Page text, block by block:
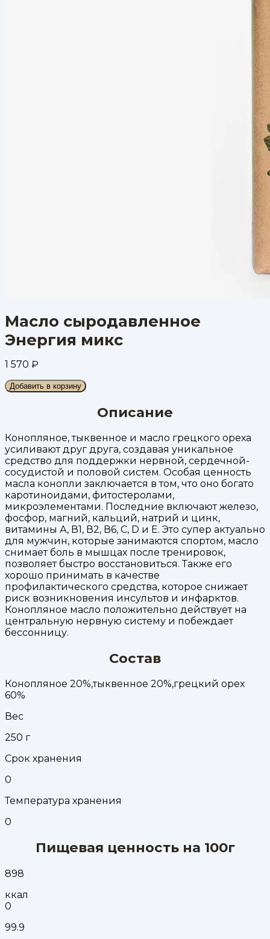
Масло сыродавленное
Энергия микс
1 570 ₽
Добавить в корзину
Описание
Конопляное, тыквенное и масло грецкого ореха
усиливают друг друга, создавая уникальное
средство для поддержки нервной, сердечной-
сосудистой и половой систем. Особая ценность
масла конопли заключается в том, что оно богато
каротиноидами, фитостеролами,
микроэлементами. Последние включают железо,
фосфор, магний, кальций, натрий и цинк,
витамины А, В1, В2, В6, С, D и Е. Это супер актуально
для мужчин, которые занимаются спортом, масло
снимает боль в мышцах после тренировок,
позволяет быстро восстановиться. Также его
хорошо принимать в качестве
профилактического средства, которое снижает
риск возникновения инсультов и инфарктов.
Конопляное масло положительно действует на
центральную нервную систему и побеждает
бессонницу.
Состав
Конопляное 20%,тыквенное 20%,грецкий орех
60%
Вес
250 г
Срок хранения
0
Температура хранения
0
Пищевая ценность на 100г
898
ккал
0
99.9